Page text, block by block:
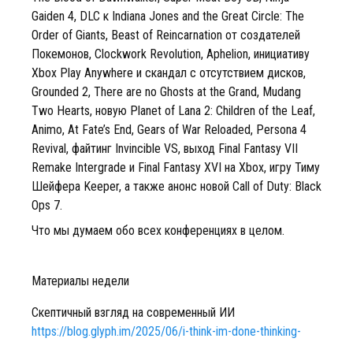
Gaiden 4, DLC к Indiana Jones and the Great Circle: The
Order of Giants, Beast of Reincarnation от создателей
Покемонов, Clockwork Revolution, Aphelion, инициативу
Xbox Play Anywhere и скандал с отсутствием дисков,
Grounded 2, There are no Ghosts at the Grand, Mudang
Two Hearts, новую Planet of Lana 2: Children of the Leaf,
Animo, At Fate’s End, Gears of War Reloaded, Persona 4
Revival, файтинг Invincible VS, выход Final Fantasy VII
Remake Intergrade и Final Fantasy XVI на Xbox, игру Тиму
Шейфера Keeper, а также анонс новой Call of Duty: Black
Ops 7.
Что мы думаем обо всех конференциях в целом.
Материалы недели
Скептичный взгляд на современный ИИ
https://blog.glyph.im/2025/06/i-think-im-done-thinking-